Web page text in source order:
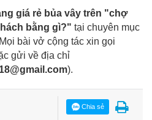
giá rẻ bủa vây trên "chợ
bằng gì?" tại chuyên mục
bài vở cộng tác xin gọi
gửi về địa chỉ
).
Chia sẻ